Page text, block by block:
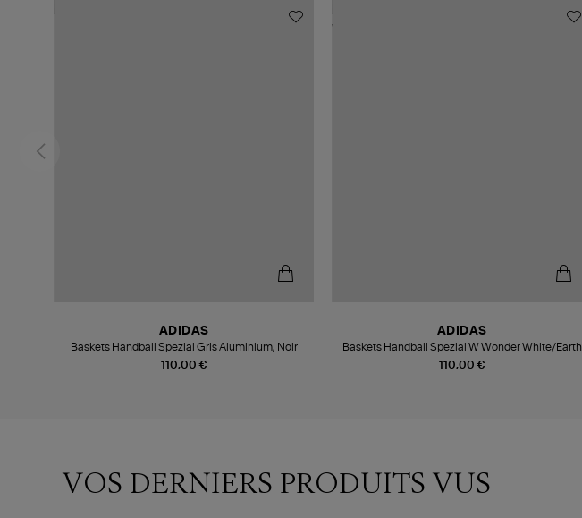
110,00 €
ADIDAS
Baskets Handball Spezial Gris Aluminium, Noir
110,00 €
ADIDAS
Baskets Handball Spezial W Wonder White/Earth
Strata/Gum 3
VOS DERNIERS PRODUITS VUS